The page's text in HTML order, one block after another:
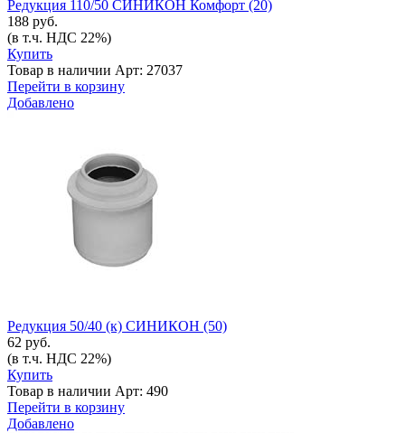
Редукция 110/50 СИНИКОН Комфорт (20)
188 руб.
(в т.ч. НДС 22%)
Купить
Товар в наличии Арт: 27037
Перейти в корзину
Добавлено
Редукция 50/40 (к) СИНИКОН (50)
62 руб.
(в т.ч. НДС 22%)
Купить
Товар в наличии Арт: 490
Перейти в корзину
Добавлено